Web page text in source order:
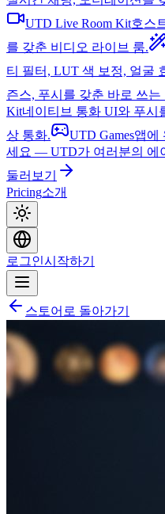
UTD Live Room Kit호스
를 갖춘 비디오 라이브 룸.
티 필터, LUT 색 보정, 얼굴
즌스, 푸시를 갖춘 바로 쓰는
Kit네이티브 통화 UI와 푸시
상 통화.
UTD Games앱에
세요 — UTD가 여러분의 에
둘러보기
Pricing소개
로그인시작하기
스토어로 돌아가기